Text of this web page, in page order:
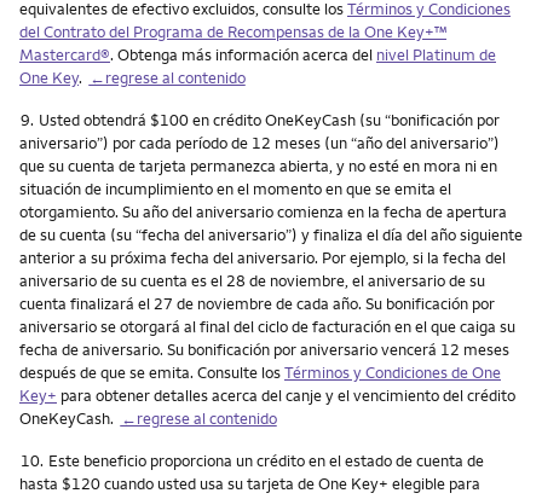
equivalentes de efectivo excluidos, consulte losTérminos y Condiciones
del Contrato del Programa de Recompensas de la One Key+™
Mastercard®. Obtenga más información acerca del nivel Platinum de
One Key. ←regrese al contenido
Nota
9. Usted obtendrá $100 en crédito OneKeyCash (su “bonificación por
aniversario”) por cada período de 12 meses (un “año del aniversario”)
que su cuenta de tarjeta permanezca abierta, y no esté en mora ni en
situación de incumplimiento en el momento en que se emita el
otorgamiento. Su año del aniversario comienza en la fecha de apertura
de su cuenta (su “fecha del aniversario”) y finaliza el día del año siguiente
anterior a su próxima fecha del aniversario. Por ejemplo, si la fecha del
aniversario de su cuenta es el 28 de noviembre, el aniversario de su
cuenta finalizará el 27 de noviembre de cada año. Su bonificación por
aniversario se otorgará al final del ciclo de facturación en el que caiga su
fecha de aniversario. Su bonificación por aniversario vencerá 12 meses
después de que se emita. Consulte losTérminos y Condiciones de One
Key+ para obtener detalles acerca del canje y el vencimiento del crédito
OneKeyCash. ←regrese al contenido
Nota
10. Este beneficio proporciona un crédito en el estado de cuenta de
hasta $120 cuando usted usa su tarjeta de One Key+ elegible para